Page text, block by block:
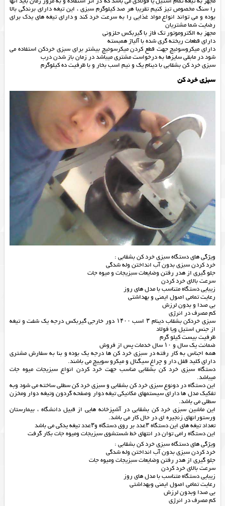
را سنگ مخصوص تیز کنیم تقریبا هر صد کیلوگرم سبزی ، این تیغه دارای برندگی بالا
بوده و می تواند انواع مواد غذایی را به سرعت خرد کند و دارای تیغه های یدک برای
رضایت شما مشتریان
مجهز به الکتروموتور تک فاز با گیربکس حلزونی
دارای قطعات ریخته گری شده با آلیاژ همبسته
دارای میکروسوئیچ جهت قطع کردن میکرسوئیچ بیشتر برای سبزی خردکن استفاده می
شود در مابقی سایزها به درخواست مشتری میباشد در زمان باز شدن درب
سبزی خرد کن بشقابی با دینام یک و نیم اسب بخار و با ظرفیت ده کیلوگرم
سبزی خرد کن
ویژگی های دستگاه سبزی خرد کن بشقابی :
خرد کردن سبزی بدون آب انداختن وله شدگی
جلو گیری از هدر رفتن وضایعات سبزیجات و میوه جات
سرعت بالای خرد کردن
زیبایی دستگاه متناسب با مدل های روز
رعایت تمامی اصول ایمنی و بهداشتی
بی صدا و بدون لرزش
کم مصرف در انرژی
سبزی خردکن بشقاب دینام ۳ اسب ۱۴۰۰ دور خارجی گیربکس درجه یک شفت و تیغه
از جنس استیل ویا فولاد
ظرفیت بیست کیلو گرم
ضمانت یک سال و ۱۰ سال خدمات پس از فروش
همه اجناس به کار رفته در سبزی خرد کن ها درجه یک بوده و بنا به سفارش مشتری
دارای کلید قفل دار و چراغ سیگنال و میکرو سوییچ می باشند.
دستگاه سبزی خرد کن بشقابی مناسب جهت خرد کردن انواع سبزیجات میوه جات
میباشد.
این دستگاه در دونوع سبزی خرد کن بشقابی و سبزی خرد کن سطلی ساخته می شود وبه
تفکیک مدل ها دارای سیستمهای مکانیکی تیغه دوار وصفحه گردون وتیغه دوار ومخزن
سطلی می باشد.
این ماشین سبزی خرد کن بشقابی در آشپزخانه هایی از قبیل دانشگاه ، بیمارستان
ورستورانهای زنجیره ای در حال کار می باشد.
تعداد تیغه های این دستگاه ۳عدد بر روی دستگاه و۳عدد تیغه یدکی می باشد
این دستگاه رامی توان در انتهای خط شستشوی سبزیجات ومیوه جات بکار گرفت
ویژگی های دستگاه سبزی خرد کن بشقابی :
خرد کردن سبزی بدون آب انداختن وله شدگی
جلو گیری از هدر رفتن وضایعات سبزیجات ومیوه جات
سرعت بالای خرد کردن
زیبایی دستگاه متناسب با مدل های روز
رعایت تمامی اصول ایمنی وبهداشتی
بی صدا وبدون لرزش
کم مصرف در انرژی